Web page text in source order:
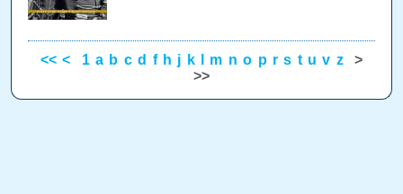
<< < 1 a b c d f h j k m n o p r s t u v z
>
>>